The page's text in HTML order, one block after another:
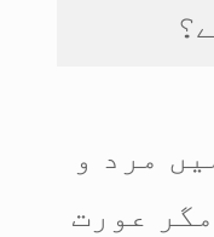
مرد و
عورت